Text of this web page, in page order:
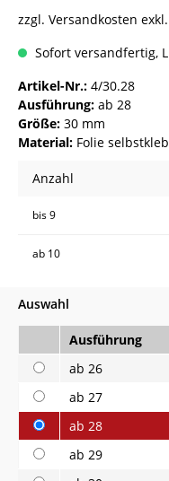
zzgl. Versandkosten
Sofort versandfertig,
Artikel-Nr.: 4/30.28
Ausführung: ab 28
Größe: 30 mm
Material: Folie
Anzahl
bis9
ab 10
Auswahl
Ausführung
ab 26
ab 27
ab 28
ab 29